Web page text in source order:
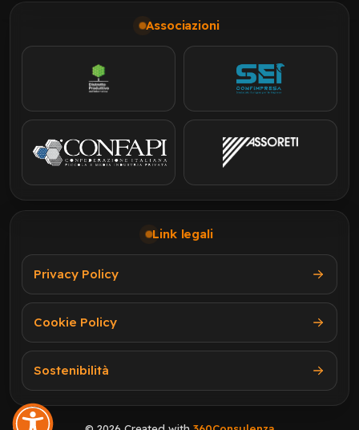
Associazioni
Link legali
Privacy Policy
Cookie Policy
Sostenibilità